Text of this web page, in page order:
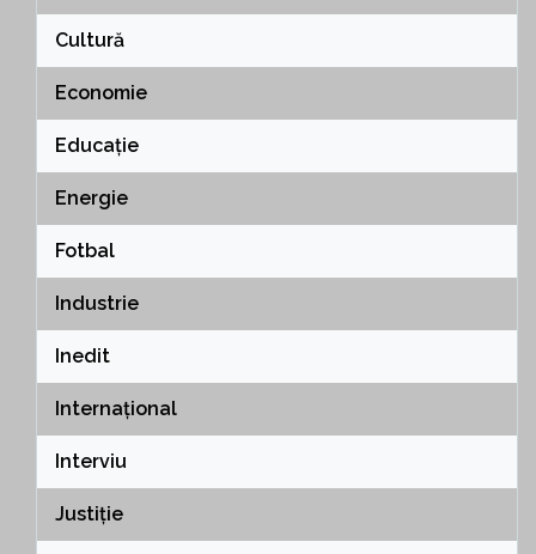
Cultură
Economie
Educație
Energie
Fotbal
Industrie
Inedit
Internațional
Interviu
Justiție